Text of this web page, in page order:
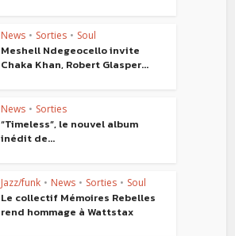
News • Sorties • Soul
Meshell Ndegeocello invite
Chaka Khan, Robert Glasper...
News • Sorties
“Timeless”, le nouvel album
inédit de...
Jazz/funk • News • Sorties • Soul
Le collectif Mémoires Rebelles
rend hommage à Wattstax